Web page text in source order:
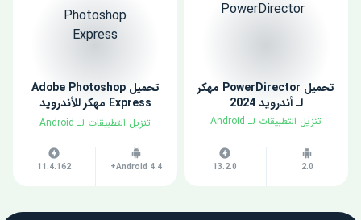
تحميل PowerDirector مهكر
لـ أندرويد 2024
​تنزيل التطبيقات لـ ​Android
2.0
13.2.0
تحميل Adobe Photoshop
Express مهكر للأندرويد
2024
​تنزيل التطبيقات لـ ​Android
Android 4.4+
11.4.162